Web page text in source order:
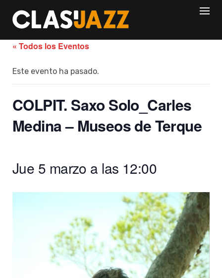
content
« Todos los Eventos
Este evento ha pasado.
COLPIT. Saxo Solo_Carles
Medina – Museos de Terque
Jue 5 marzo a las 12:00